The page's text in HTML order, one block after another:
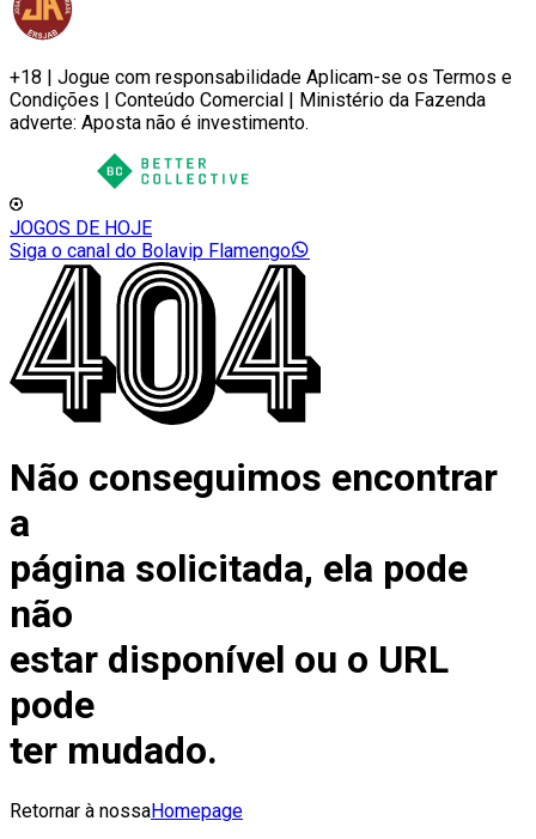
+18 | Jogue com responsabilidade Aplicam-se os Termos e
Condições | Conteúdo Comercial | Ministério da Fazenda
adverte: Aposta não é investimento.
JOGOS DE HOJE
Siga o canal do Bolavip Flamengo
Não conseguimos encontrar
a
página solicitada, ela pode
não
estar disponível ou o URL
pode
ter mudado.
Retornar à nossaHomepage